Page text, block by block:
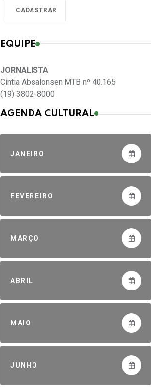
EQUIPE
JORNALISTA
Cintia Absalonsen MTB nº 40.165
(19) 3802-8000
AGENDA CULTURAL
JANEIRO
FEVEREIRO
MARÇO
ABRIL
MAIO
JUNHO